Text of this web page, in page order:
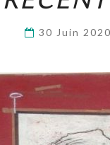
30 Juin